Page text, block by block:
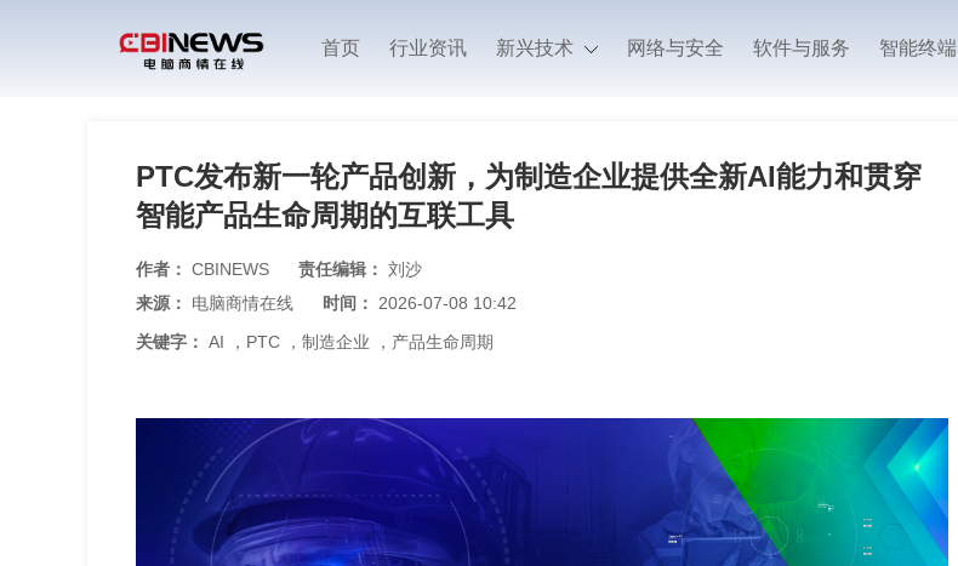
首页 行业资讯 新兴技术 网络与安全 软件与服务 智能终端
PTC发布新一轮产品创新，为制造企业提供全新AI能力和贯穿
智能产品生命周期的互联工具
作者： CBINEWS 责任编辑： 刘沙
来源： 电脑商情在线 时间： 2026-07-08 10:42
关键字： AI ， PTC ， 制造企业 ， 产品生命周期